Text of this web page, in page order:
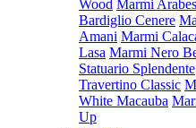
Wood Marmi
Bardiglio Cenere
Amani Marmi
Lasa Marmi Nero
Statuario Splendente
Travertino Classic
White Macauba
Up